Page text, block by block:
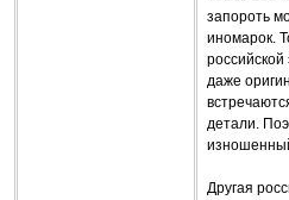
запороть
иномарок.
даже
детали.
Другая